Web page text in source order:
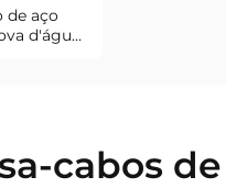
de aço
d'água
cabos